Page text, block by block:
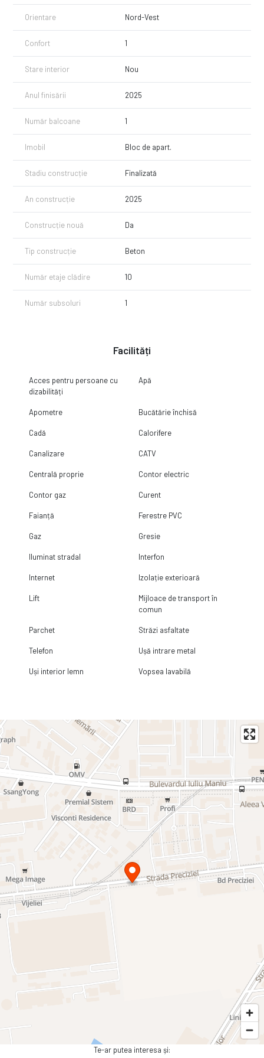
Orientare Nord-Vest
Confort 1
Stare interior Nou
Anul finisării 2025
Număr balcoane 1
Imobil Bloc de apart.
Stadiu construcție Finalizată
An construcție 2025
Construcție nouă Da
Tip construcție Beton
Număr etaje clădire 10
Număr subsoluri 1
Facilități
Acces pentru persoane cu
dizabilități
Apă
Apometre Bucătărie închisă
Cadă Calorifere
Canalizare CATV
Centrală proprie Contor electric
Contor gaz Curent
Faianță Ferestre PVC
Gaz Gresie
Iluminat stradal Interfon
Internet Izolație exterioară
Lift
Mijloace de transport în
comun
Parchet Străzi asfaltate
Telefon Ușă intrare metal
Uși interior lemn Vopsea lavabilă
Te-ar putea interesa și: